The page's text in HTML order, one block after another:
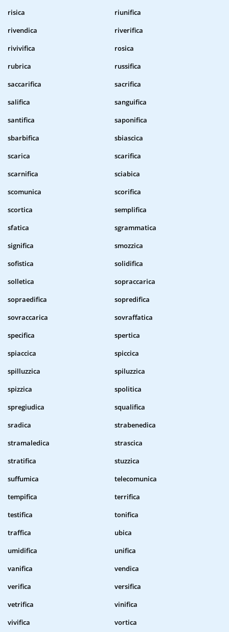
risica
riunifica
rivendica
riverifica
rivivifica
rosica
rubrica
russifica
saccarifica
sacrifica
salifica
sanguifica
santifica
saponifica
sbarbifica
sbiascica
scarica
scarifica
scarnifica
sciabica
scomunica
scorifica
scortica
semplifica
sfatica
sgrammatica
significa
smozzica
sofistica
solidifica
solletica
sopraccarica
sopraedifica
sopredifica
sovraccarica
sovraffatica
specifica
spertica
spiaccica
spiccica
spilluzzica
spiluzzica
spizzica
spolitica
spregiudica
squalifica
sradica
strabenedica
stramaledica
strascica
stratifica
stuzzica
suffumica
telecomunica
tempifica
terrifica
testifica
tonifica
traffica
ubica
umidifica
unifica
vanifica
vendica
verifica
versifica
vetrifica
vinifica
vivifica
vortica